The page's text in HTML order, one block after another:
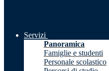
Servizi
Panoramica
Famiglie e studenti
Personale scolastico